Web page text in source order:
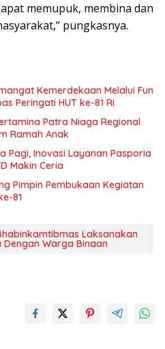
memupuk, membina dan
pungkasnya.
Kemerdekaan Melalui Fun
Peringati HUT ke-81 RI
Patra Niaga Regional
Ramah Anak
Pagi, Inovasi Layanan Pasporia
Makin Ceria
Pimpin Pembukaan Kegiatan
81
Laksanakan
Warga Binaan